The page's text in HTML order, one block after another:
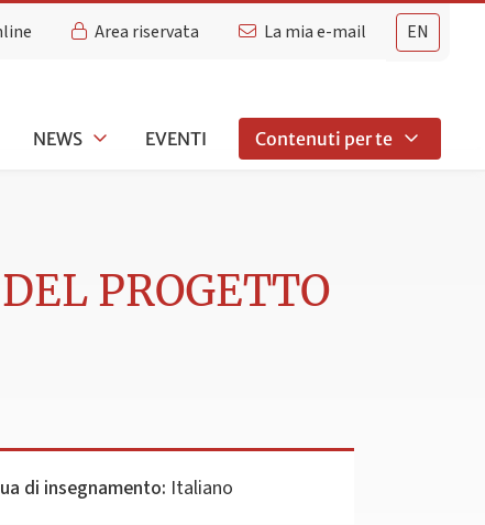
EN
Area riservata La mia e-mail
NEWS EVENTI Contenuti per te
PROGETTO
di insegnamento: Italiano